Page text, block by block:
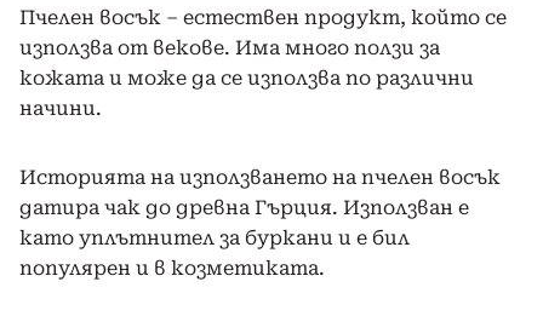
Пчелен восък – естествен продукт, който се
използва от векове. Има много ползи за
кожата и може да се използва по различни
начини.
Историята на използването на пчелен восък
датира чак до древна Гърция. Използван е
като уплътнител за буркани и е бил
популярен и в козметиката.